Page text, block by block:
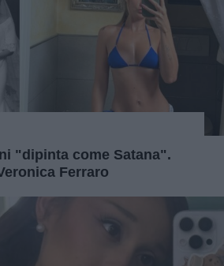
"dipinta come Satana".
Ferraro